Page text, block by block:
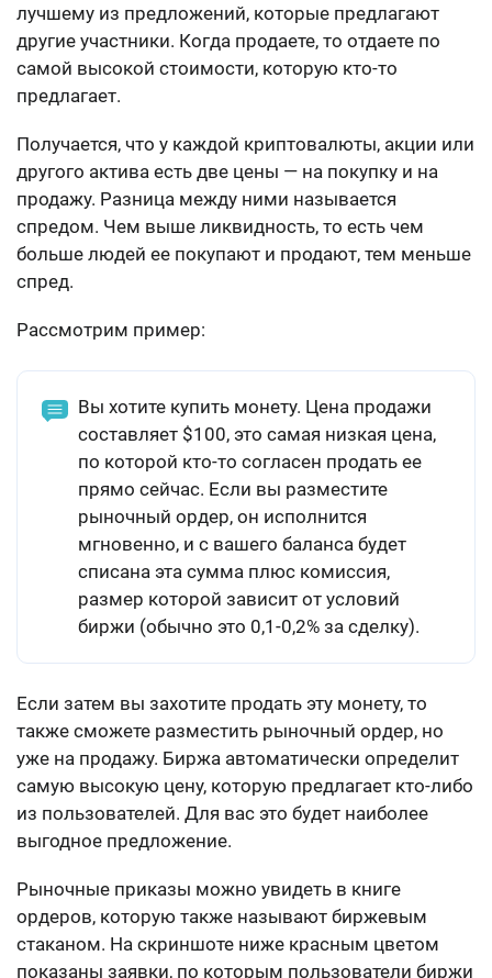
лучшему из предложений, которые предлагают
другие участники. Когда продаете, то отдаете по
самой высокой стоимости, которую кто-то
предлагает.
Получается, что у каждой криптовалюты, акции или
другого актива есть две цены — на покупку и на
продажу. Разница между ними называется
спредом. Чем выше ликвидность, то есть чем
больше людей ее покупают и продают, тем меньше
спред.
Рассмотрим пример:
Вы хотите купить монету. Цена продажи
составляет $100, это самая низкая цена,
по которой кто-то согласен продать ее
прямо сейчас. Если вы разместите
рыночный ордер, он исполнится
мгновенно, и с вашего баланса будет
списана эта сумма плюс комиссия,
размер которой зависит от условий
биржи (обычно это 0,1-0,2% за сделку).
Если затем вы захотите продать эту монету, то
также сможете разместить рыночный ордер, но
уже на продажу. Биржа автоматически определит
самую высокую цену, которую предлагает кто-либо
из пользователей. Для вас это будет наиболее
выгодное предложение.
Рыночные приказы можно увидеть в книге
ордеров, которую также называют биржевым
стаканом. На скриншоте ниже красным цветом
показаны заявки, по которым пользователи биржи